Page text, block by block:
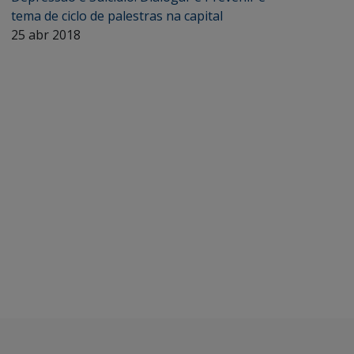
tema de ciclo de palestras na capital
25 abr 2018